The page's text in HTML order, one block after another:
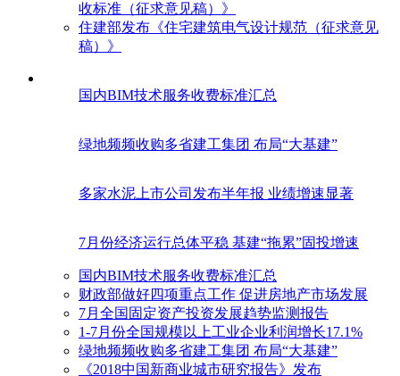
收标准（征求意见稿）》
住建部发布《住宅建筑电气设计规范（征求意见
稿）》
国内BIM技术服务收费标准汇总
绿地频频收购多省建工集团 布局“大基建”
多家水泥上市公司发布半年报 业绩增速显著
7月份经济运行总体平稳 基建“拖累”固投增速
国内BIM技术服务收费标准汇总
财政部做好四项重点工作 促进房地产市场发展
7月全国固定资产投资发展趋势监测报告
1-7月份全国规模以上工业企业利润增长17.1%
绿地频频收购多省建工集团 布局“大基建”
《2018中国新商业城市研究报告》发布